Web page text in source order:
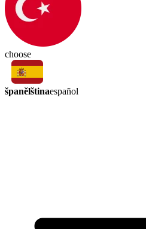
choose
španělštinaespañol